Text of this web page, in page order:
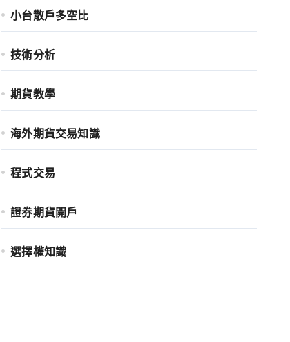
小台散戶多空比
技術分析
期貨教學
海外期貨交易知識
程式交易
證券期貨開戶
選擇權知識